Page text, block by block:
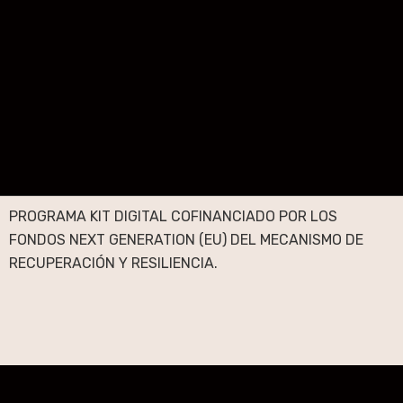
PROGRAMA KIT DIGITAL COFINANCIADO POR LOS
FONDOS NEXT GENERATION (EU) DEL MECANISMO DE
RECUPERACIÓN Y RESILIENCIA.